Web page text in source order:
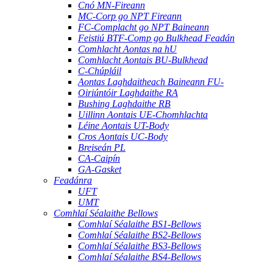
Cnó MN-Fireann
MC-Corp go NPT Fireann
FC-Complacht go NPT Baineann
Feistiú BTF-Comp go Bulkhead Feadán
Comhlacht Aontas na hU
Comhlacht Aontais BU-Bulkhead
C-Chúpláil
Aontas Laghdaitheach Baineann FU-
Oiriúntóir Laghdaithe RA
Bushing Laghdaithe RB
Uillinn Aontais UE-Chomhlachta
Léine Aontais UT-Body
Cros Aontais UC-Body
Breiseán PL
CA-Caipín
GA-Gasket
Feadánra
UFT
UMT
Comhlaí Séalaithe Bellows
Comhlaí Séalaithe BS1-Bellows
Comhlaí Séalaithe BS2-Bellows
Comhlaí Séalaithe BS3-Bellows
Comhlaí Séalaithe BS4-Bellows